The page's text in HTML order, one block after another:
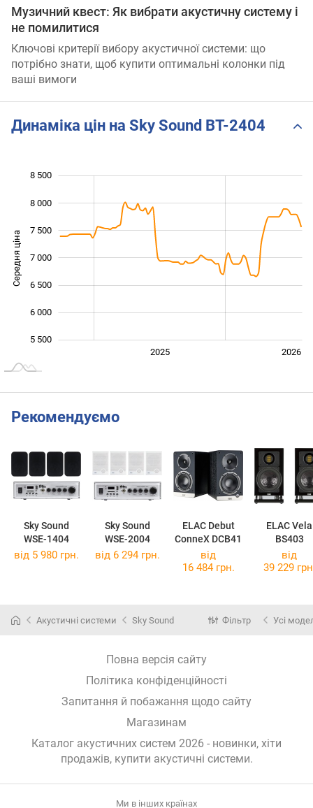
Музичний квест: Як вибрати акустичну систему і
не помилитися
Ключові критерії вибору акустичної системи: що
потрібно знати, щоб купити оптимальні колонки під
ваші вимоги
Динаміка цін на Sky Sound BT-2404
Середня ціна 5 500
5 500
6 000
6 500
7 000
7 500
8 000
8 500
2025 2026
Рекомендуємо
Sky Sound
WSE-1404
Sky Sound
WSE-2004
ELAC Debut
ConneX DCB41
ELAC Vela
BS403
від 5 980 грн. від 6 294 грн.
від
16 484 грн.
від
39 229
Акустичні системи Sky Sound Фільтр Усі
Повна версія сайту
Політика конфіденційності
Запитання й побажання щодо сайту
Магазинам
Каталог акустичних систем 2026 - новинки, хіти
продажів, купити акустичні системи.
Ми в інших країнах